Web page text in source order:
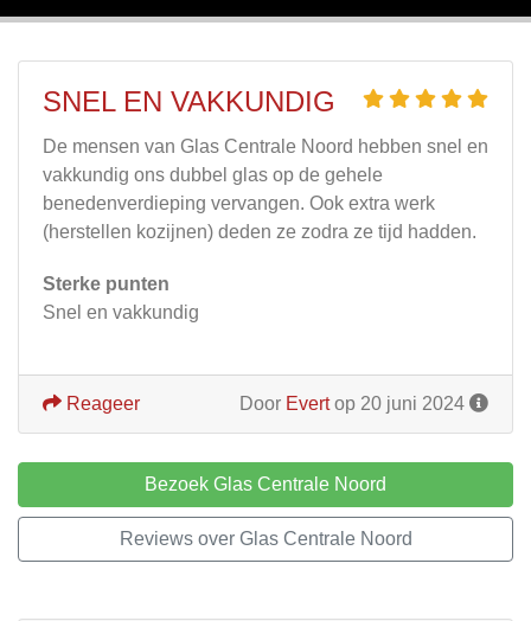
SNEL EN VAKKUNDIG
De mensen van Glas Centrale Noord hebben snel en
vakkundig ons dubbel glas op de gehele
benedenverdieping vervangen. Ook extra werk
(herstellen kozijnen) deden ze zodra ze tijd hadden.
Sterke punten
Snel en vakkundig
Door Evertop 20 juni 2024
Reageer
Bezoek Glas Centrale Noord
Reviews over Glas Centrale Noord